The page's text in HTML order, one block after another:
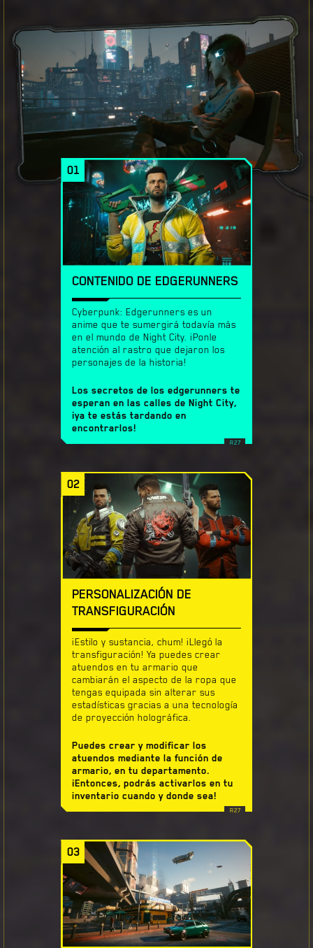
01
CONTENIDO DE EDGERUNNERS
Cyberpunk: Edgerunners es un
anime que te sumergirá todavía más
en el mundo de Night City. ¡Ponle
atención al rastro que dejaron los
personajes de la historia!
Los secretos de los edgerunners te
esperan en las calles de Night City,
¡ya te estás tardando en
encontrarlos!
02
PERSONALIZACIÓN DE
TRANSFIGURACIÓN
¡Estilo y sustancia, chum! ¡Llegó la
transfiguración! Ya puedes crear
atuendos en tu armario que
cambiarán el aspecto de la ropa que
tengas equipada sin alterar sus
estadísticas gracias a una tecnología
de proyección holográfica.
Puedes crear y modificar los
atuendos mediante la función de
armario, en tu departamento.
¡Entonces, podrás activarlos en tu
inventario cuando y donde sea!
03